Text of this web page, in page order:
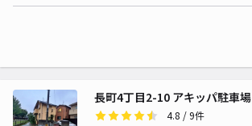
長町4丁目2-10 アキッパ駐車場
4.8 / 9件